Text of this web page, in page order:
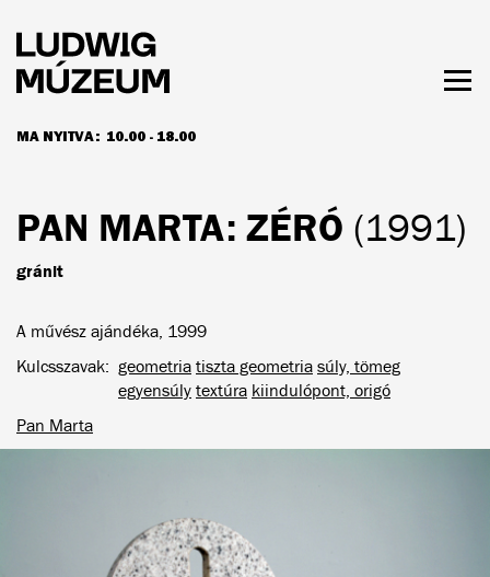
tartalomra
MA NYITVA: 10.00 - 18.00
NYITVATARTÁS ÉS JEGYÁRAK
PAN MARTA: ZÉRÓ (1991)
gránit
A művész ajándéka, 1999
Kulcsszavak
geometria tiszta geometria súly, tömeg
egyensúly textúra kiindulópont, origó
Pan Marta